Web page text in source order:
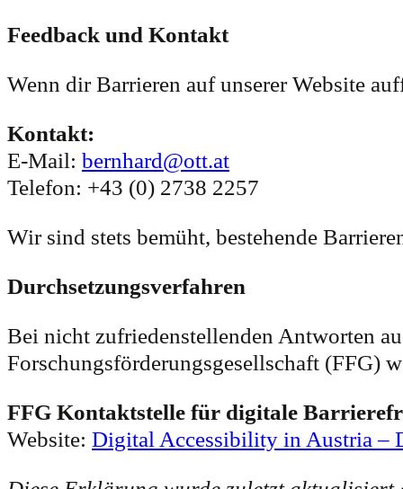
Feedback und Kontakt
Wenn dir Barrieren auf unserer Website
Kontakt:
E-Mail: bernhard@ott.at
Telefon: +43 (0) 2738 2257
Wir sind stets bemüht, bestehende
Durchsetzungsverfahren
Bei nicht zufriedenstellenden Antworten
Forschungsförderungsgesellschaft (FFG)
FFG Kontaktstelle für digitale
Website: Digital Accessibility in Austria –